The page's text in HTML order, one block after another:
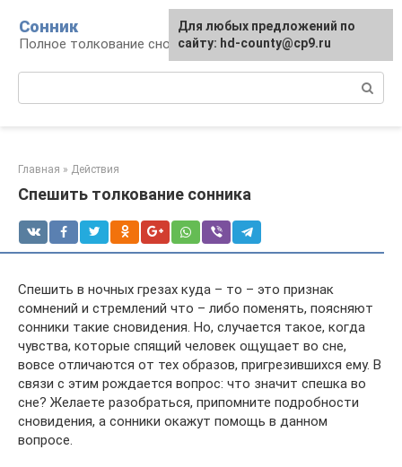
контенту
Сонник
Полное толкование снов
Главная » Действия
Спешить толкование сонника
Спешить в ночных грезах куда – то – это признак
сомнений и стремлений что – либо поменять, поясняют
сонники такие сновидения. Но, случается такое, когда
чувства, которые спящий человек ощущает во сне,
вовсе отличаются от тех образов, пригрезившихся ему. В
связи с этим рождается вопрос: что значит спешка во
сне? Желаете разобраться, припомните подробности
сновидения, а сонники окажут помощь в данном
вопросе.
Для любых предложений по
сайту: hd-county@cp9.ru